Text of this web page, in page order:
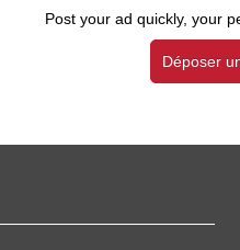
Post your ad quickly, your
Déposer